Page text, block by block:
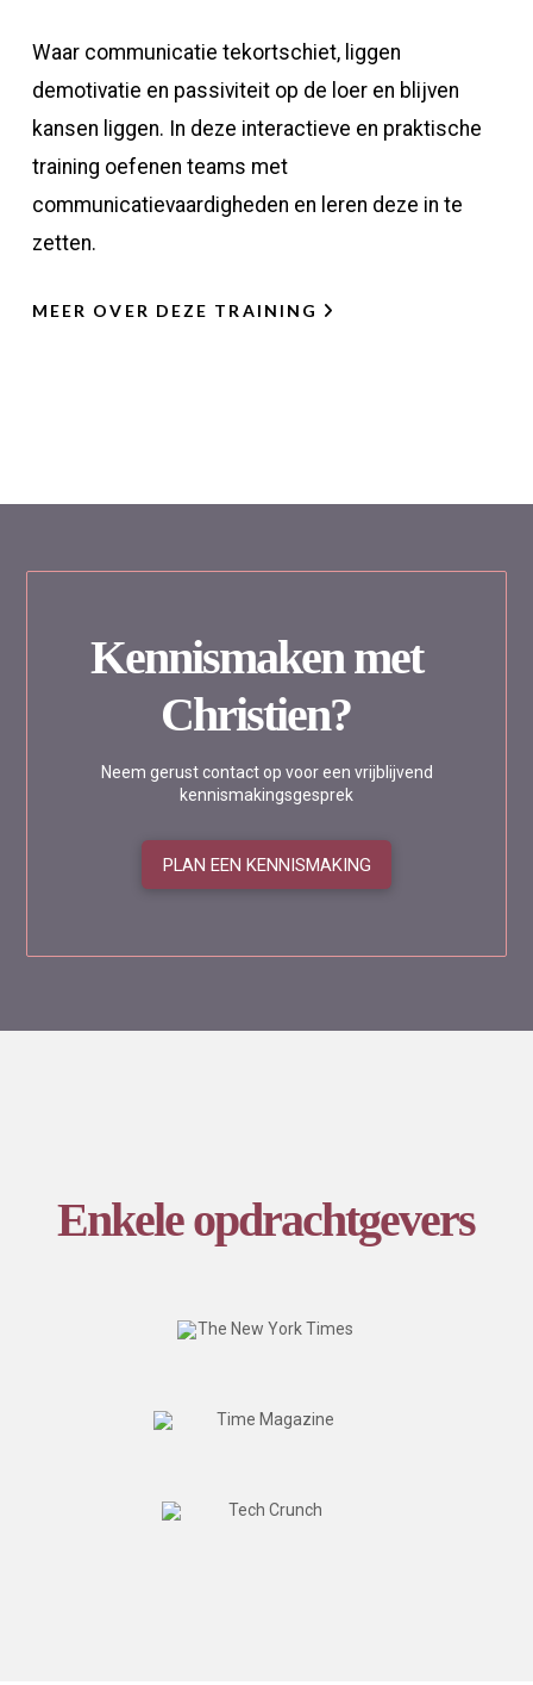
Waar communicatie tekortschiet, liggen
demotivatie en passiviteit op de loer en blijven
kansen liggen. In deze interactieve en praktische
training oefenen teams met
communicatievaardigheden en leren deze in te
zetten.
MEER OVER DEZE TRAINING
Kennismaken met
Christien?
Neem gerust contact op voor een vrijblijvend
kennismakingsgesprek
PLAN EEN KENNISMAKING
Enkele opdrachtgevers